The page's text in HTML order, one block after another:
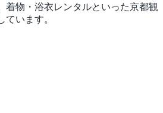
着物・浴衣レンタルといった京都観
います。